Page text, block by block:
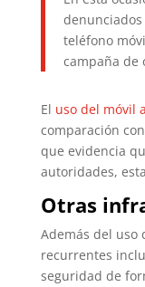
teléfono
campaña de
El uso del móvil
comparación
que evidencia
autoridades,
Otras
Además del uso
recurrentes
seguridad de